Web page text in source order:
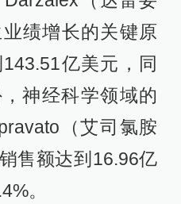
绩增长的关键原
亿美元，同
神经科学领域的
（艾司氯胺
售额达到16.96亿
。